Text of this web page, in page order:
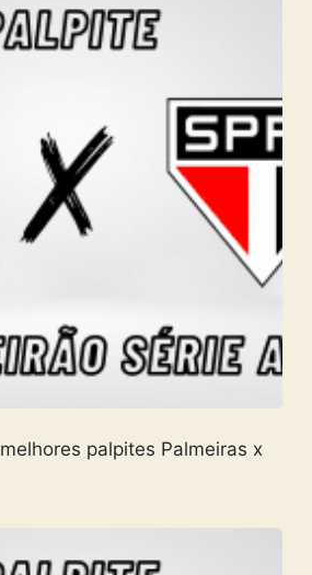
palpites Palmeiras x